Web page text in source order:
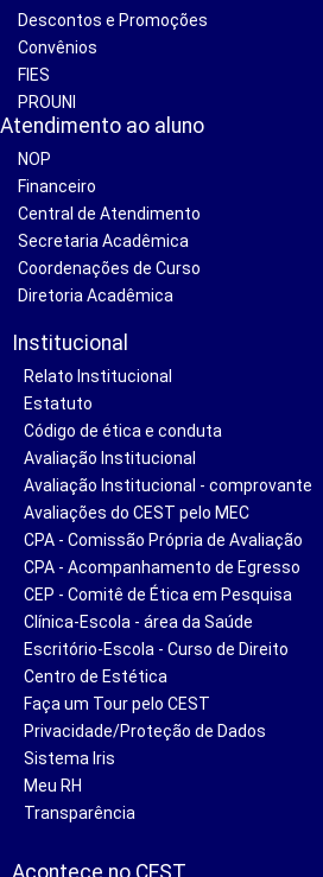
Descontos e Promoções
Convênios
FIES
PROUNI
Atendimento ao aluno
NOP
Financeiro
Central de Atendimento
Secretaria Acadêmica
Coordenações de Curso
Diretoria Acadêmica
Institucional
Relato Institucional
Estatuto
Código de ética e conduta
Avaliação Institucional
Avaliação Institucional - comprovante
Avaliações do CEST pelo MEC
CPA - Comissão Própria de Avaliação
CPA - Acompanhamento de Egresso
CEP - Comitê de Ética em Pesquisa
Clínica-Escola - área da Saúde
Escritório-Escola - Curso de Direito
Centro de Estética
Faça um Tour pelo CEST
Privacidade/Proteção de Dados
Sistema Iris
Meu RH
Transparência
Acontece no CEST